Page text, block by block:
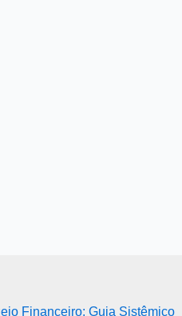
Financeiro: Guia Sistêmico